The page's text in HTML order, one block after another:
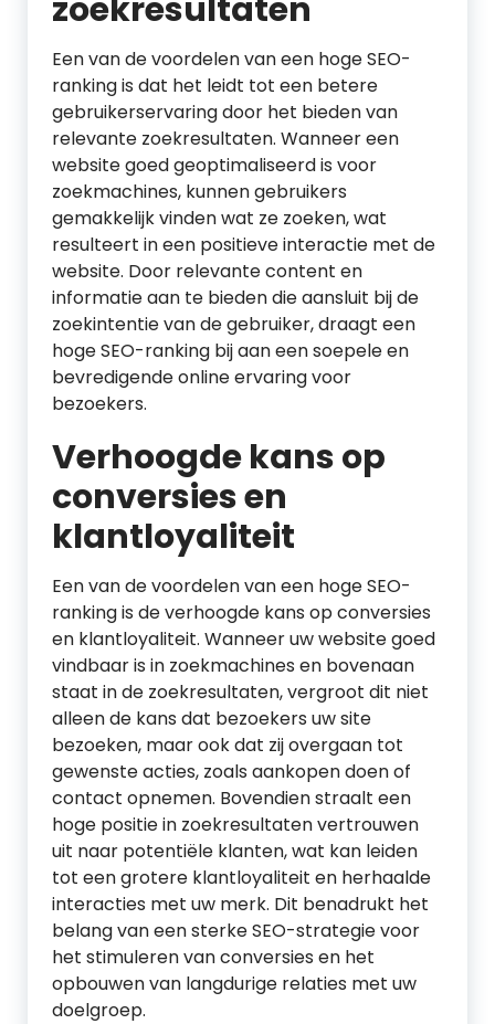
zoekresultaten
Een van de voordelen van een hoge SEO-
ranking is dat het leidt tot een betere
gebruikerservaring door het bieden van
relevante zoekresultaten. Wanneer een
website goed geoptimaliseerd is voor
zoekmachines, kunnen gebruikers
gemakkelijk vinden wat ze zoeken, wat
resulteert in een positieve interactie met de
website. Door relevante content en
informatie aan te bieden die aansluit bij de
zoekintentie van de gebruiker, draagt een
hoge SEO-ranking bij aan een soepele en
bevredigende online ervaring voor
bezoekers.
Verhoogde kans op
conversies en
klantloyaliteit
Een van de voordelen van een hoge SEO-
ranking is de verhoogde kans op conversies
en klantloyaliteit. Wanneer uw website goed
vindbaar is in zoekmachines en bovenaan
staat in de zoekresultaten, vergroot dit niet
alleen de kans dat bezoekers uw site
bezoeken, maar ook dat zij overgaan tot
gewenste acties, zoals aankopen doen of
contact opnemen. Bovendien straalt een
hoge positie in zoekresultaten vertrouwen
uit naar potentiële klanten, wat kan leiden
tot een grotere klantloyaliteit en herhaalde
interacties met uw merk. Dit benadrukt het
belang van een sterke SEO-strategie voor
het stimuleren van conversies en het
opbouwen van langdurige relaties met uw
doelgroep.